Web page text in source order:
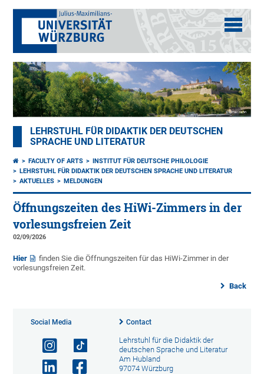
LEHRSTUHL FÜR DIDAKTIK DER DEUTSCHEN
SPRACHE UND LITERATUR
FACULTY OF ARTS
INSTITUT FÜR DEUTSCHE PHILOLOGIE
LEHRSTUHL FÜR DIDAKTIK DER DEUTSCHEN SPRACHE UND LITERATUR
AKTUELLES
MELDUNGEN
Öffnungszeiten des HiWi-Zimmers in der
vorlesungsfreien Zeit
02/09/2026
Hier
finden Sie die Öffnungszeiten für das HiWi-Zimmer in der
vorlesungsfreien Zeit.
Back
Social Media Contact
Lehrstuhl für die Didaktik der
deutschen Sprache und Literatur
Am Hubland
97074 Würzburg